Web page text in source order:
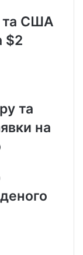
та США
$2
та
на